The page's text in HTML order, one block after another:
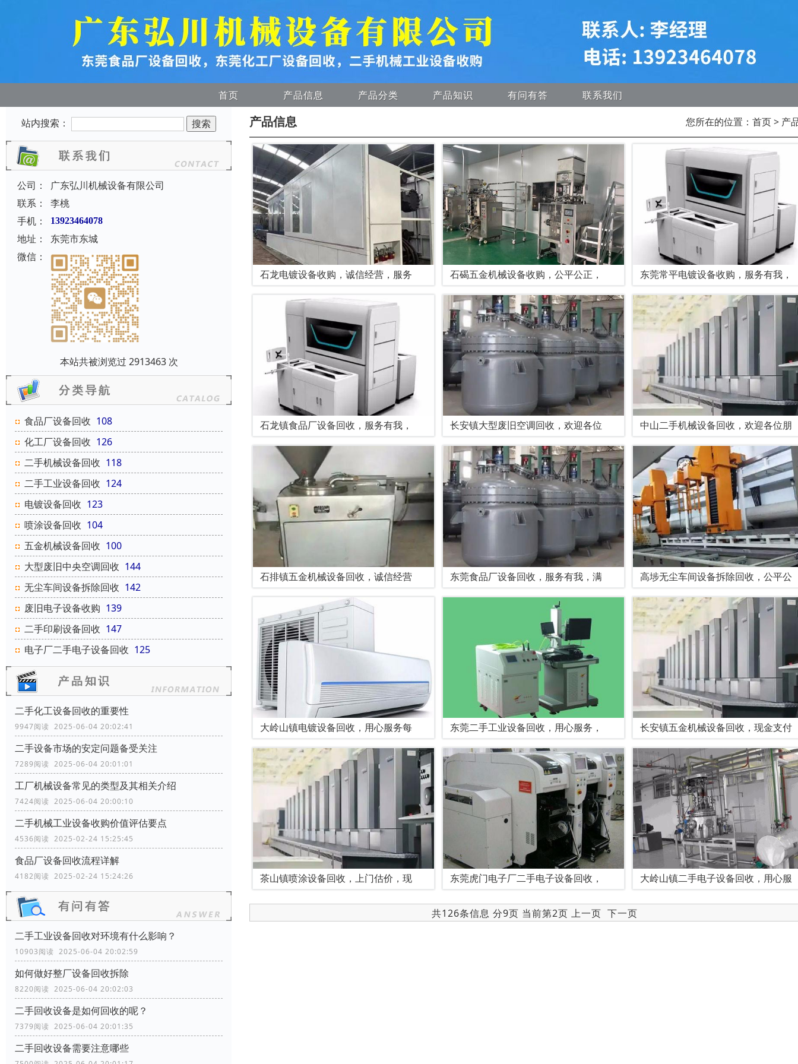
首页 产品信息 产品分类 产品知识 有问有答 联系我们
站内搜索：
公司：
广东弘川机械设备有限公司
联系：
李桃
手机：
13923464078
地址：
东莞市东城
微信：
本站共被浏览过 2913463 次
食品厂设备回收 108
化工厂设备回收 126
二手机械设备回收 118
二手工业设备回收 124
电镀设备回收 123
喷涂设备回收 104
五金机械设备回收 100
大型废旧中央空调回收 144
无尘车间设备拆除回收 142
废旧电子设备收购 139
二手印刷设备回收 147
电子厂二手电子设备回收 125
二手化工设备回收的重要性
9947阅读 2025-06-04 20:02:41
二手设备市场的安定问题备受关注
7289阅读 2025-06-04 20:01:01
工厂机械设备常见的类型及其相关介绍
7424阅读 2025-06-04 20:00:10
二手机械工业设备收购价值评估要点
4536阅读 2025-02-24 15:25:45
食品厂设备回收流程详解
4182阅读 2025-02-24 15:24:26
二手工业设备回收对环境有什么影响？
10903阅读 2025-06-04 20:02:59
如何做好整厂设备回收拆除
8220阅读 2025-06-04 20:02:03
二手回收设备是如何回收的呢？
7379阅读 2025-06-04 20:01:35
二手回收设备需要注意哪些
产品信息 您所在的位置： 首页> 产
石龙电镀设备收购，诚信经营，服务 石碣五金机械设备收购，公平公正， 东莞常平电镀设备收购，服务有我，
石龙镇食品厂设备回收，服务有我， 长安镇大型废旧空调回收，欢迎各位 中山二手机械设备回收，欢迎各位朋
石排镇五金机械设备回收，诚信经营 东莞食品厂设备回收，服务有我，满 高埗无尘车间设备拆除回收，公平公
大岭山镇电镀设备回收，用心服务每 东莞二手工业设备回收，用心服务， 长安镇五金机械设备回收，现金支付
茶山镇喷涂设备回收，上门估价，现 东莞虎门电子厂二手电子设备回收， 大岭山镇二手电子设备回收，用心服
共126条信息 分9页 当前第2页 上一页 下一页